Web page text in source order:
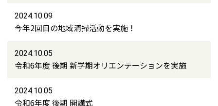
2024.10.09
今年2回目の地域清掃活動を実施！
2024.10.05
令和6年度 後期 新学期オリエンテーションを実施
2024.10.05
令和6年度 後期 開講式